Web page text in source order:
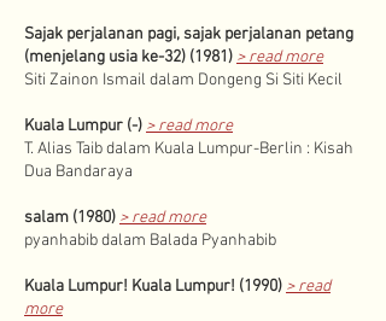
Sajak perjalanan pagi, sajak perjalanan petang
(menjelang usia ke-32) (1981) > read more
Siti Zainon Ismail dalam Dongeng Si Siti Kecil
Kuala Lumpur (-) > read more
T. Alias Taib dalam Kuala Lumpur-Berlin : Kisah
Dua Bandaraya
salam (1980) > read more
pyanhabib dalam Balada Pyanhabib
Kuala Lumpur! Kuala Lumpur! (1990) > read
more